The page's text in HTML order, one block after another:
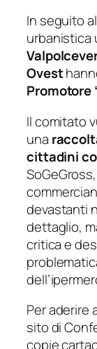
In seguito
urbanistica
Ovest
Promotore
Il comitato
una
cittadini
devastanti
dettaglio,
critica e
Per aderire
sito di
copie